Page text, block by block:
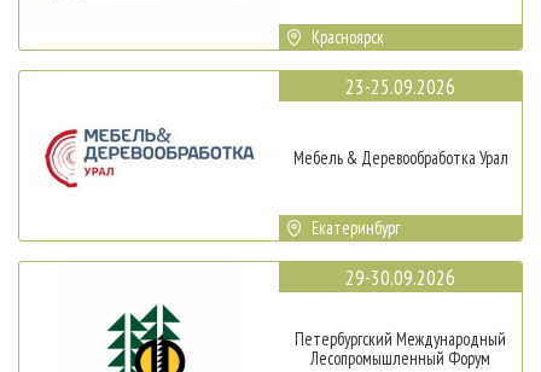
Красноярск
23-25.09.2026
Мебель & Деревообработка Урал
Екатеринбург
29-30.09.2026
Петербургский Международный
Лесопромышленный Форум